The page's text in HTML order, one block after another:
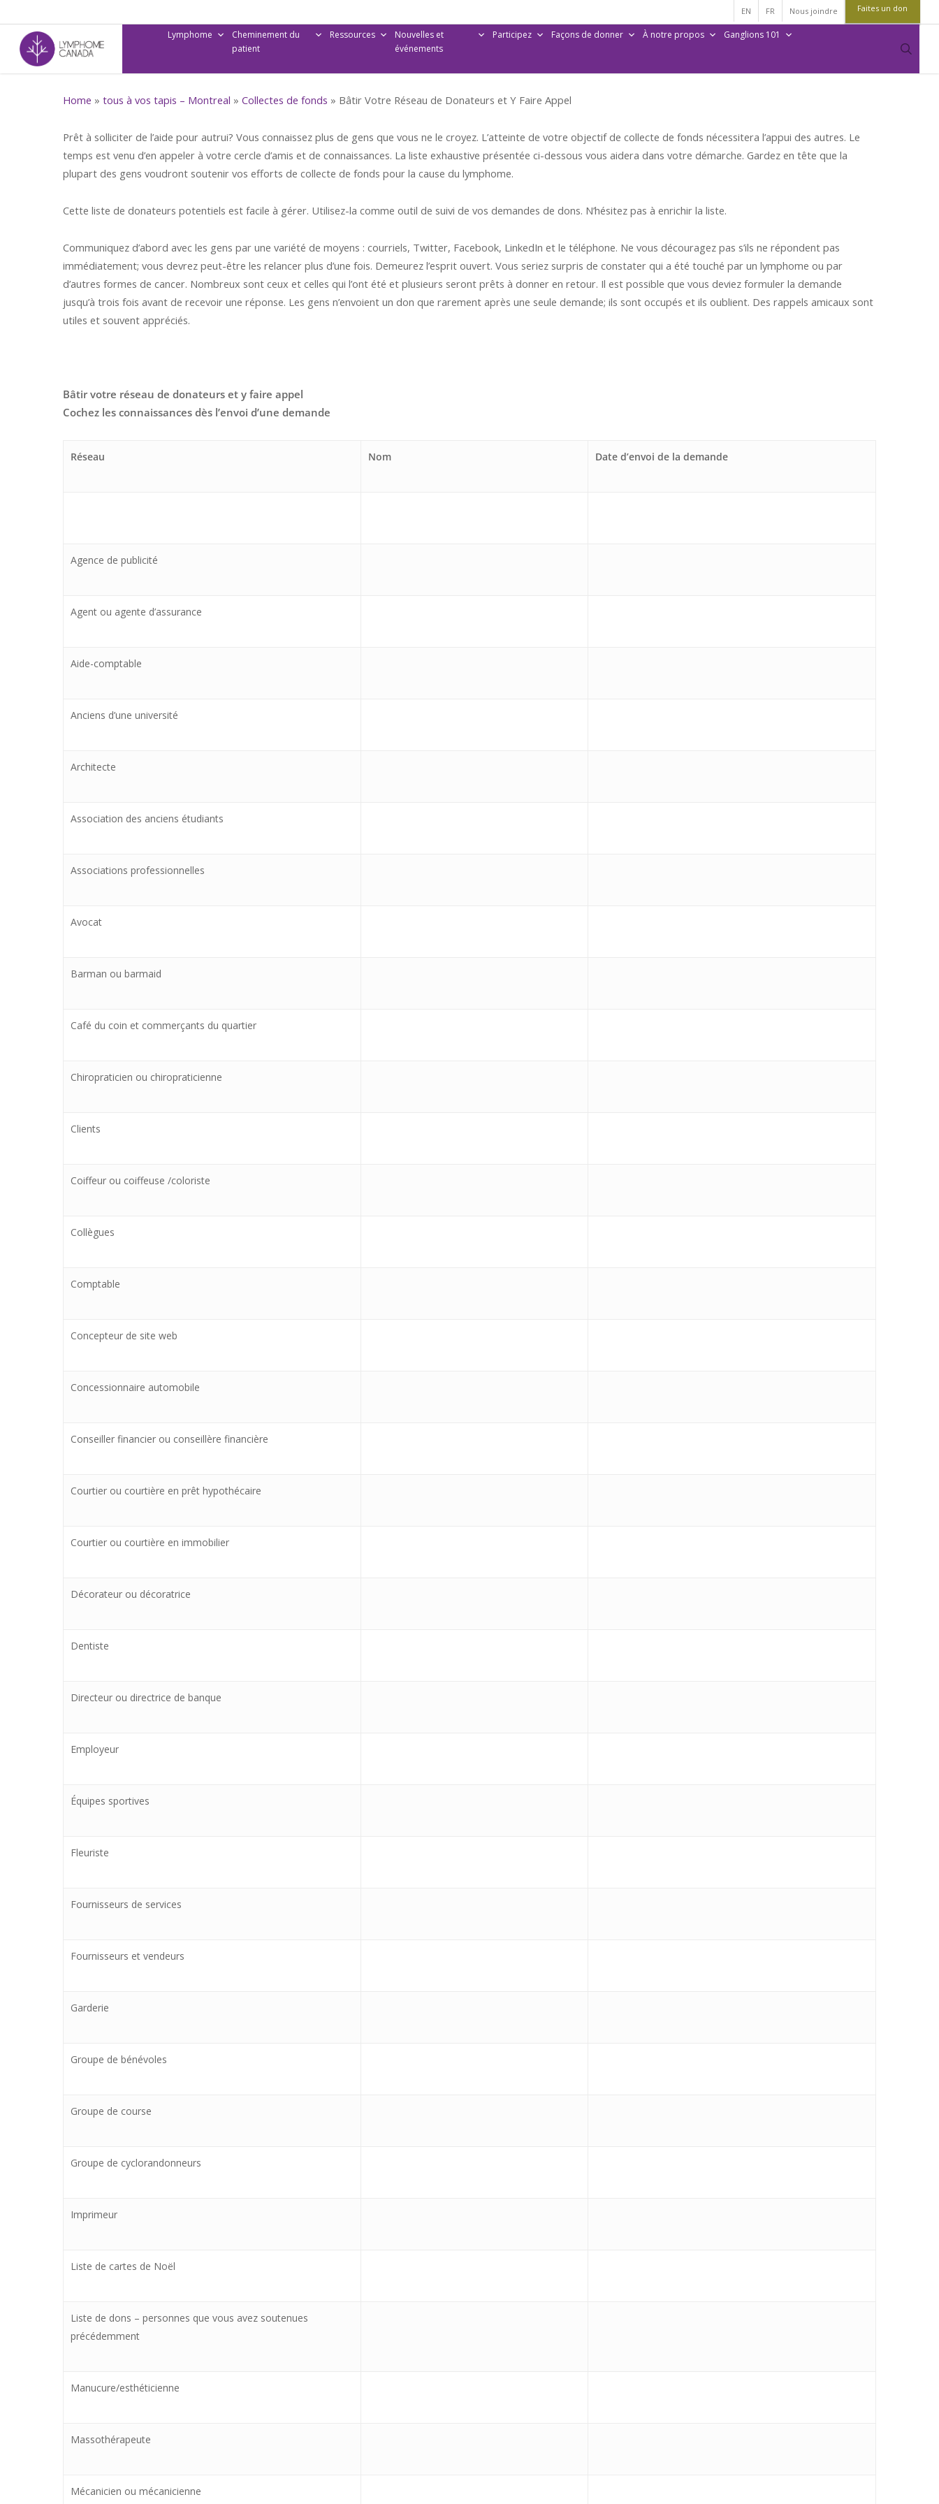
to
main
content
EN FR Nous joindre Faites un don
Lymphome
Cheminement du
patient
Ressources
Nouvelles et
événements
Participez Façons de donner À notre propos Ganglions 101
Home » tous à vos tapis – Montreal » Collectes de fonds » Bâtir Votre Réseau de Donateurs et Y Faire Appel
Prêt à solliciter de l’aide pour autrui? Vous connaissez plus de gens que vous ne le croyez. L’atteinte de votre objectif de collecte de fonds nécessitera l’appui des autres. Le
temps est venu d’en appeler à votre cercle d’amis et de connaissances. La liste exhaustive présentée ci-dessous vous aidera dans votre démarche. Gardez en tête que la
plupart des gens voudront soutenir vos efforts de collecte de fonds pour la cause du lymphome.
Cette liste de donateurs potentiels est facile à gérer. Utilisez-la comme outil de suivi de vos demandes de dons. N’hésitez pas à enrichir la liste.
Communiquez d’abord avec les gens par une variété de moyens : courriels, Twitter, Facebook, LinkedIn et le téléphone. Ne vous découragez pas s’ils ne répondent pas
immédiatement; vous devrez peut-être les relancer plus d’une fois. Demeurez l’esprit ouvert. Vous seriez surpris de constater qui a été touché par un lymphome ou par
d’autres formes de cancer. Nombreux sont ceux et celles qui l’ont été et plusieurs seront prêts à donner en retour. Il est possible que vous deviez formuler la demande
jusqu’à trois fois avant de recevoir une réponse. Les gens n’envoient un don que rarement après une seule demande; ils sont occupés et ils oublient. Des rappels amicaux sont
utiles et souvent appréciés.
Bâtir votre réseau de donateurs et y faire appel
Cochez les connaissances dès l’envoi d’une demande
Réseau Nom Date d’envoi de la demande
Agence de publicité
Agent ou agente d’assurance
Aide-comptable
Anciens d’une université
Architecte
Association des anciens étudiants
Associations professionnelles
Avocat
Barman ou barmaid
Café du coin et commerçants du quartier
Chiropraticien ou chiropraticienne
Clients
Coiffeur ou coiffeuse /coloriste
Collègues
Comptable
Concepteur de site web
Concessionnaire automobile
Conseiller financier ou conseillère financière
Courtier ou courtière en prêt hypothécaire
Courtier ou courtière en immobilier
Décorateur ou décoratrice
Dentiste
Directeur ou directrice de banque
Employeur
Équipes sportives
Fleuriste
Fournisseurs de services
Fournisseurs et vendeurs
Garderie
Groupe de bénévoles
Groupe de course
Groupe de cyclorandonneurs
Imprimeur
Liste de cartes de Noël
Liste de dons – personnes que vous avez soutenues
précédemment
Manucure/esthéticienne
Massothérapeute
Mécanicien ou mécanicienne